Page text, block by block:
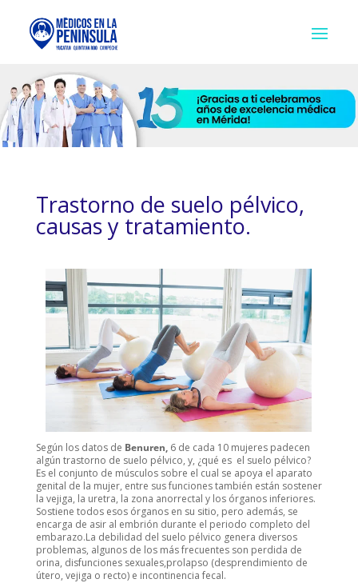
Trastorno de suelo pélvico,
causas y tratamiento.
Según los datos de Benuren, 6 de cada 10 mujeres padecen
algún trastorno de suelo pélvico, y, ¿qué es el suelo pélvico?
Es el conjunto de músculos sobre el cual se apoya el aparato
genital de la mujer, entre sus funciones también están sostener
la vejiga, la uretra, la zona anorrectal y los órganos inferiores.
Sostiene todos esos órganos en su sitio, pero además, se
encarga de asir al embrión durante el periodo completo del
embarazo.La debilidad del suelo pélvico genera diversos
problemas, algunos de los más frecuentes son perdida de
orina, disfunciones sexuales,prolapso (desprendimiento de
útero, vejiga o recto) e incontinencia fecal.